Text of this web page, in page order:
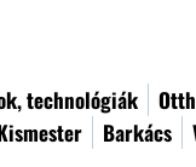
technológiák
Barkács